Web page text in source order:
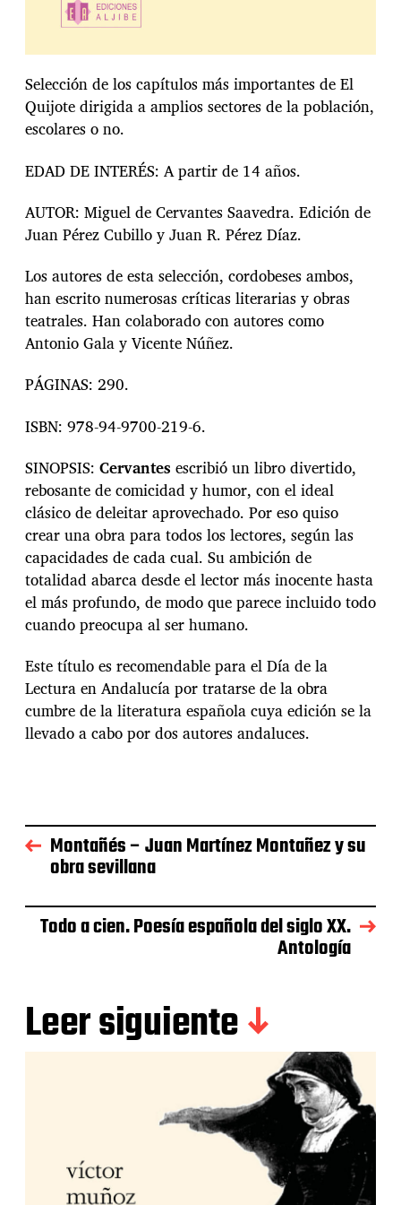
Selección de los capítulos más importantes de El
Quijote dirigida a amplios sectores de la población,
escolares o no.
EDAD DE INTERÉS: A partir de 14 años.
AUTOR: Miguel de Cervantes Saavedra. Edición de
Juan Pérez Cubillo y Juan R. Pérez Díaz.
Los autores de esta selección, cordobeses ambos,
han escrito numerosas críticas literarias y obras
teatrales. Han colaborado con autores como
Antonio Gala y Vicente Núñez.
PÁGINAS: 290.
ISBN: 978-94-9700-219-6.
SINOPSIS: Cervantes escribió un libro divertido,
rebosante de comicidad y humor, con el ideal
clásico de deleitar aprovechado. Por eso quiso
crear una obra para todos los lectores, según las
capacidades de cada cual. Su ambición de
totalidad abarca desde el lector más inocente hasta
el más profundo, de modo que parece incluido todo
cuando preocupa al ser humano.
Este título es recomendable para el Día de la
Lectura en Andalucía por tratarse de la obra
cumbre de la literatura española cuya edición se la
llevado a cabo por dos autores andaluces.
Montañés – Juan Martínez Montañez y su
obra sevillana
Todo a cien. Poesía española del siglo XX.
Antología
Leer siguiente